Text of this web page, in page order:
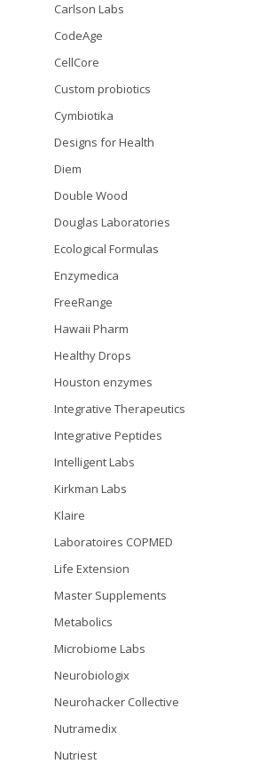
Carlson Labs
CodeAge
CellCore
Custom probiotics
Cymbiotika
Designs for Health
Diem
Double Wood
Douglas Laboratories
Ecological Formulas
Enzymedica
FreeRange
Hawaii Pharm
Healthy Drops
Houston enzymes
Integrative Therapeutics
Integrative Peptides
Intelligent Labs
Kirkman Labs
Klaire
Laboratoires COPMED
Life Extension
Master Supplements
Metabolics
Microbiome Labs
Neurobiologix
Neurohacker Collective
Nutramedix
Nutriest